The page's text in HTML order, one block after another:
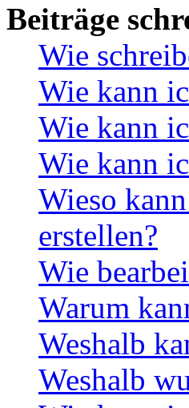
Beiträge
Wie
Wie kann
Wie kann
Wie kann
Wieso
erstellen?
Wie
Warum
Weshalb
Weshalb